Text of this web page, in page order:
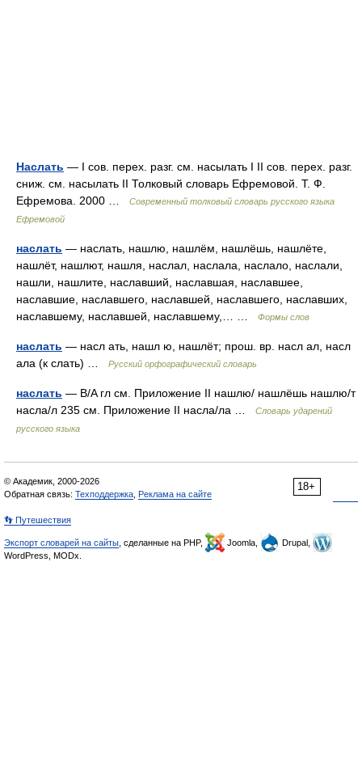
Наслать — I сов. перех. разг. см. насылать I II сов. перех. разг.
сниж. см. насылать II Толковый словарь Ефремовой. Т. Ф.
Ефремова. 2000 …
Современный толковый словарь русского языка
Ефремовой
наслать — наслать, нашлю, нашлём, нашлёшь, нашлёте,
нашлёт, нашлют, нашля, наслал, наслала, наслало, наслали,
нашли, нашлите, наславший, наславшая, наславшее,
наславшие, наславшего, наславшей, наславшего, наславших,
наславшему, наславшей, наславшему,… …
Формы слов
наслать — насл ать, нашл ю, нашлёт; прош. вр. насл ал, насл
ала (к слать) …
Русский орфографический словарь
наслать — B/A гл см. Приложение II нашлю/ нашлёшь нашлю/т
насла/л 235 см. Приложение II насла/ла …
Словарь ударений
русского языка
18+
© Академик, 2000-2026
Обратная связь: Техподдержка Реклама на сайте
👣 Путешествия
Экспорт словарей на сайты , сделанные на PHP, Joomla,
Drupal,
WordPress, MODx.